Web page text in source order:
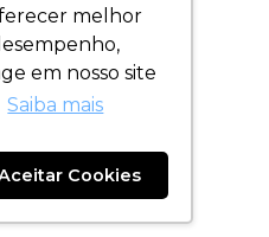
melhor
em nosso site
Saiba mais
Cookies